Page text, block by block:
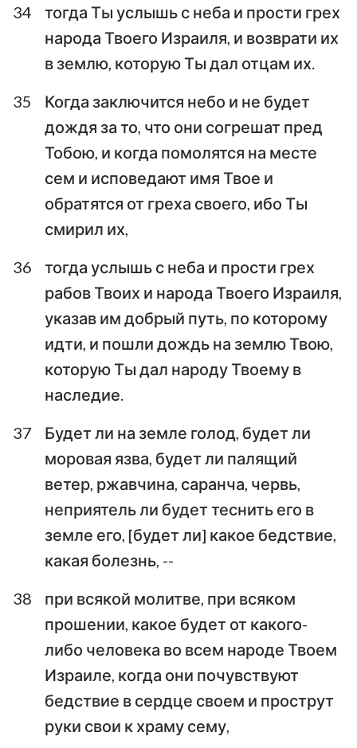
34
тогда Ты услышь с неба и прости грех
народа Твоего Израиля, и возврати их
в землю, которую Ты дал отцам их.
35
Когда заключится небо и не будет
дождя за то, что они согрешат пред
Тобою, и когда помолятся на месте
сем и исповедают имя Твое и
обратятся от греха своего, ибо Ты
смирил их,
36
тогда услышь с неба и прости грех
рабов Твоих и народа Твоего Израиля,
указав им добрый путь, по которому
идти, и пошли дождь на землю Твою,
которую Ты дал народу Твоему в
наследие.
37
Будет ли на земле голод, будет ли
моровая язва, будет ли палящий
ветер, ржавчина, саранча, червь,
неприятель ли будет теснить его в
земле его, [будет ли] какое бедствие,
какая болезнь, --
38
при всякой молитве, при всяком
прошении, какое будет от какого-
либо человека во всем народе Твоем
Израиле, когда они почувствуют
бедствие в сердце своем и прострут
руки свои к храму сему,